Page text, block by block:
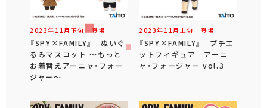
2023年 11 月 下旬 登場
『SPY×FAMILY』 ぬいぐ
るみマスコット ～もっと
お着替えアーニャ・フォー
ジャー～
2023年 11 月 上旬 登場
『SPY×FAMILY』 プチエ
ットフィギュア アーニ
ャ・フォージャー vol.3